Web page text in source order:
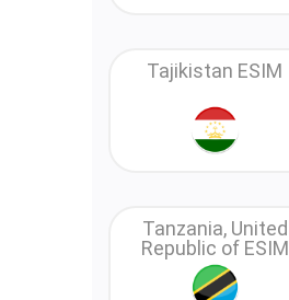
Tajikistan ESIM
Tanzania, United
Republic of ESIM